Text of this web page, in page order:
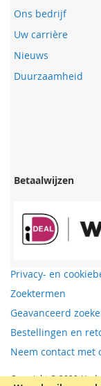
Ons bedrijf
Uw carrière
Nieuws
Duurzaamheid
Betaalwijzen
Privacy- en
Zoektermen
Geavanceerd
Bestellingen en
Neem contact met
Copyright © 2020-